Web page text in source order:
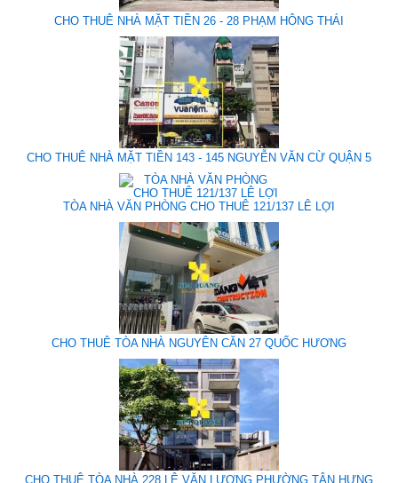
CHO THUÊ NHÀ MẶT TIỀN 26 - 28 PHẠM HÔNG THÁI
CHO THUÊ NHÀ MẶT TIỀN 143 - 145 NGUYỄN VĂN CỪ QUẬN 5
TÒA NHÀ VĂN PHÒNG CHO THUÊ 121/137 LÊ LỢI
CHO THUÊ TÒA NHÀ NGUYÊN CĂN 27 QUỐC HƯƠNG
CHO THUÊ TÒA NHÀ 228 LÊ VĂN LƯƠNG PHƯỜNG TÂN HƯNG